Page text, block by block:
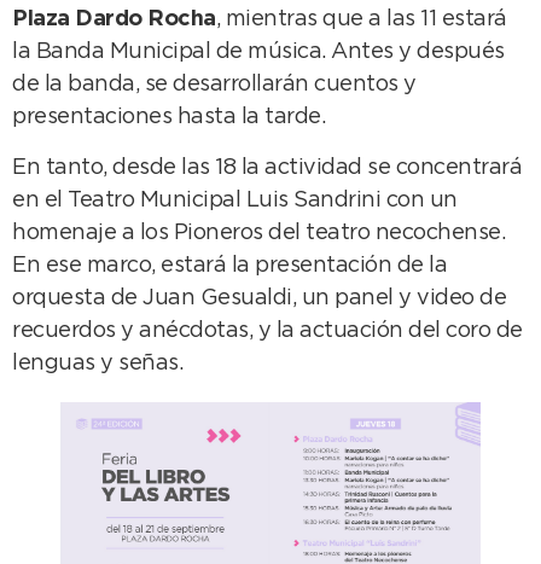
Plaza Dardo Rocha, mientras que a las 11 estará
la Banda Municipal de música. Antes y después
de la banda, se desarrollarán cuentos y
presentaciones hasta la tarde.
En tanto, desde las 18 la actividad se concentrará
en el Teatro Municipal Luis Sandrini con un
homenaje a los Pioneros del teatro necochense.
En ese marco, estará la presentación de la
orquesta de Juan Gesualdi, un panel y video de
recuerdos y anécdotas, y la actuación del coro de
lenguas y señas.